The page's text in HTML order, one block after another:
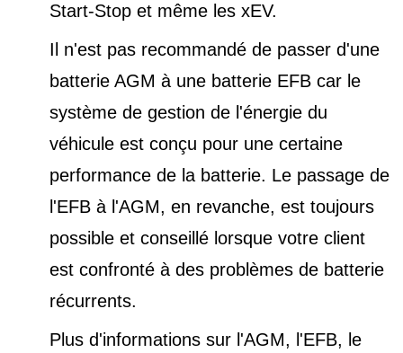
Start-Stop et même les xEV.
Il n'est pas recommandé de passer d'une
batterie AGM à une batterie EFB car le
système de gestion de l'énergie du
véhicule est conçu pour une certaine
performance de la batterie. Le passage de
l'EFB à l'AGM, en revanche, est toujours
possible et conseillé lorsque votre client
est confronté à des problèmes de batterie
récurrents.
Plus d'informations sur l'AGM, l'EFB, le